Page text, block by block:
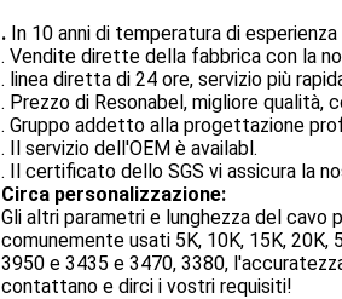
. In 10 anni di temperatura di
. Vendite dirette della fabbrica con la
. linea diretta di 24 ore, servizio più
. Prezzo di Resonabel, migliore qualità,
. Gruppo addetto alla progettazione
. Il servizio dell'OEM è availabl.
. Il certificato dello SGS vi assicura la
Circa personalizzazione:
Gli altri parametri e lunghezza del cavo
comunemente usati 5K, 10K, 15K,
3950 e 3435 e 3470, 3380,
contattano e dirci i vostri requisiti!